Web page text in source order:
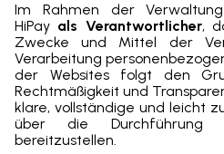
Im Rahmen der
HiPay als Verantwortlicher,
Zwecke und Mittel der
Verarbeitung
der Websites folgt den
Rechtmäßigkeit und
klare, vollständige und leicht
über die Durchführung
bereitzustellen.